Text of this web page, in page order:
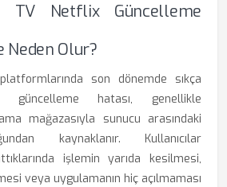
TV Netflix Güncelleme
Neden Olur?
son dönemde sıkça
güncelleme hatası, genellikle
mağazasıyla sunucu arasındaki
kaynaklanır. Kullanıcılar
işlemin yarıda kesilmesi,
veya uygulamanın hiç açılmaması